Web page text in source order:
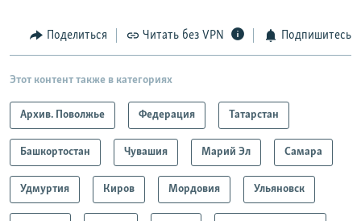
Поделиться Читать без VPN Подпишитесь
Этот контент также в категориях
Архив. Поволжье Федерация Татарстан
Башкортостан Чувашия Марий Эл Самара
Удмуртия Киров Мордовия Ульяновск